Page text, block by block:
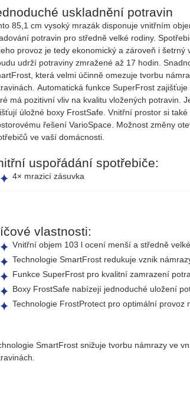
uskladnění potravin
85,1 cm vysoký mrazák disponuje vnitřním
potravin pro středně velké rodiny.
jeho provoz je tedy ekonomický a zároveň i
udrží potraviny zmražené až 17 hodin .
, která velmi účinně omezuje tvorbu
Automatická funkce SuperFrost zajišťuje
má pozitivní vliv na kvalitu vložených potravin.
úložné boxy FrostSafe . Vnitřní prostor si
řešení VarioSpace . Možnost změny
ve vaší domácnosti.
uspořádání spotřebiče:
4× mrazicí zásuvka
vlastnosti:
Vnitřní objem 103 l ocení menší a středně
Technologie SmartFrost redukuje vznik
Funkce SuperFrost pro kvalitní zamrazení
Boxy FrostSafe nabízejí jednoduché uložení
Technologie FrostProtect pro optimální provoz
SmartFrost snižuje tvorbu námrazy ve